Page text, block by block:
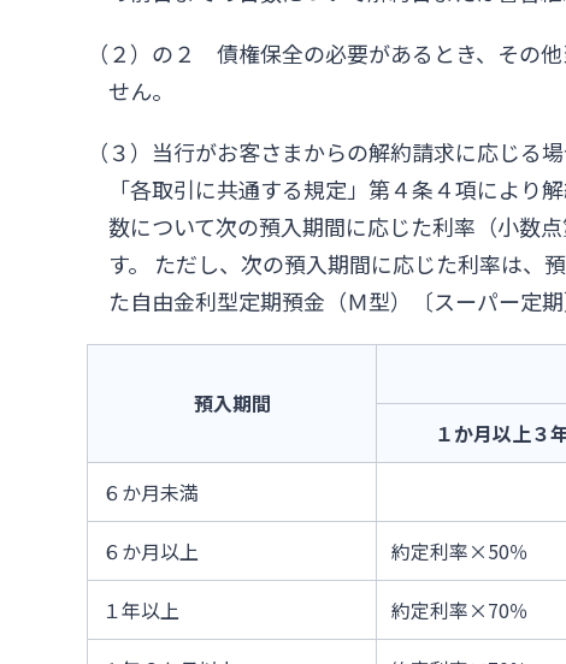
（２）の２ 債権保全の必要があるとき、その
せん。
（３）当行がお客さまからの解約請求に応じ
「各取引に共通する規定」第４条４項により
数について次の預入期間に応じた利率（小数
す。 ただし、次の預入期間に応じた利率は、
た自由金利型定期預金（Ｍ型）〔スーパー定
預入期間
１か月以上３
６か月未満
６か月以上 約定利率×50％
１年以上 約定利率×70％